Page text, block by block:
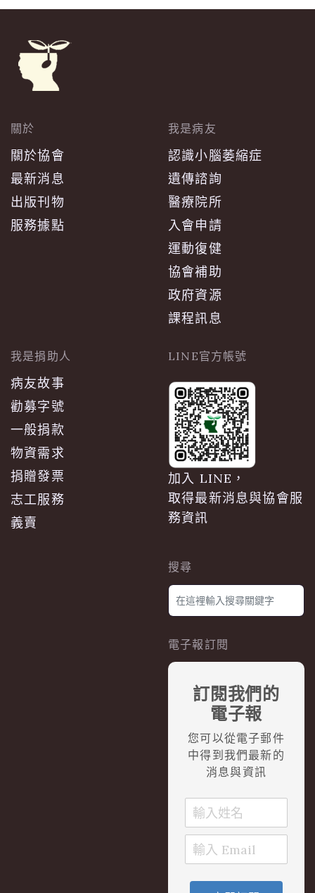
關於
關於協會
最新消息
出版刊物
服務據點
我是病友
認識小腦萎縮症
遺傳諮詢
醫療院所
入會申請
運動復健
協會補助
政府資源
課程訊息
我是捐助人
病友故事
勸募字號
一般捐款
物資需求
捐贈發票
志工服務
義賣
LINE官方帳號
加入 LINE，
取得最新消息與協會服
務資訊
搜尋
電子報訂閱
訂閱我們的
電子報
您可以從電子郵件
中得到我們最新的
消息與資訊